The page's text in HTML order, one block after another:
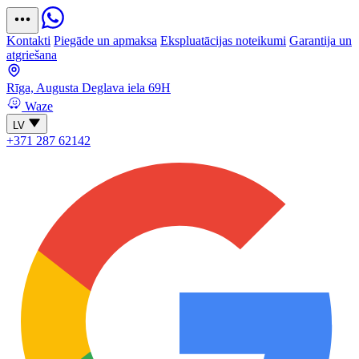
Kontakti Piegāde un apmaksa Ekspluatācijas noteikumi Garantija un
atgriešana
Rīga, Augusta Deglava iela 69H
Waze
LV
+371 287 62142